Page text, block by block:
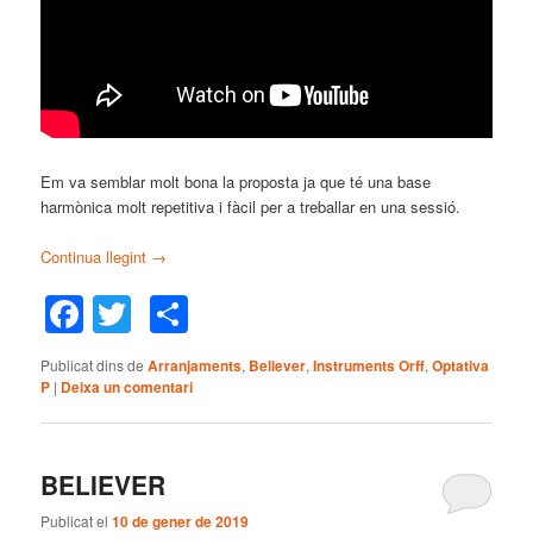
Em va semblar molt bona la proposta ja que té una base
harmònica molt repetitiva i fàcil per a treballar en una sessió.
Continua llegint →
Facebook
Twitter
Publicat dins de Arranjaments, Believer,Instruments Orff,Optativa
P | Deixa un comentari
BELIEVER
Publicat el10 de gener de 2019